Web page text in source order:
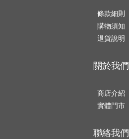
條款細則
購物須知
退貨說明
關於我們
商店介紹
實體門市
聯絡我們